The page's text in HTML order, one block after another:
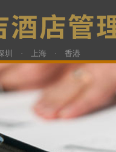
圳 · 上海 · 香港